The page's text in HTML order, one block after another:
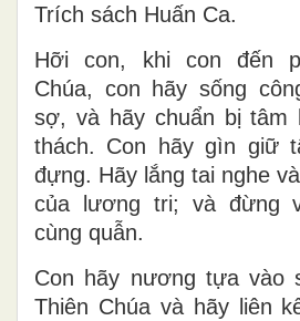
Trích sách Huấn Ca.
Hỡi con, khi con đến
Chúa, con hãy sống
sợ, và hãy chuẩn bị tâm
thách. Con hãy gìn giữ
đựng. Hãy lắng tai nghe
của lương tri; và đừng
cùng quẫn.
Con hãy nương tựa vào
Thiên Chúa và hãy liên